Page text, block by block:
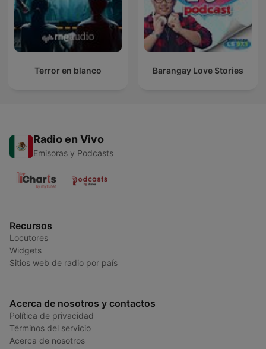
Terror en blanco Barangay Love Stories
Radio en Vivo
Emisoras y Podcasts
Recursos
Locutores
Widgets
Sitios web de radio por país
Acerca de nosotros y contactos
Política de privacidad
Términos del servicio
Acerca de nosotros